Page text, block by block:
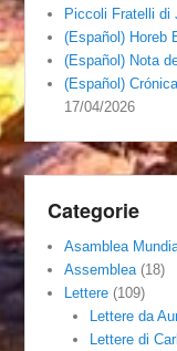
Piccoli Fratelli di
(Español) Horeb
(Español) Nota
(Español)
17/04/2026
Categorie
Asamblea
Assemblea (18)
Lettere (109)
Lettere da
Lettere di